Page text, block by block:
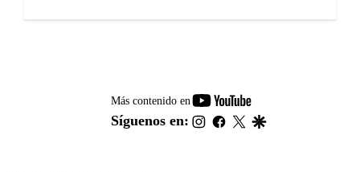
Más contenido en
youtube-
footer
Síguenos en: instagram
facebook
twitter